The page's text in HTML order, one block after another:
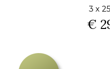
3 x
€